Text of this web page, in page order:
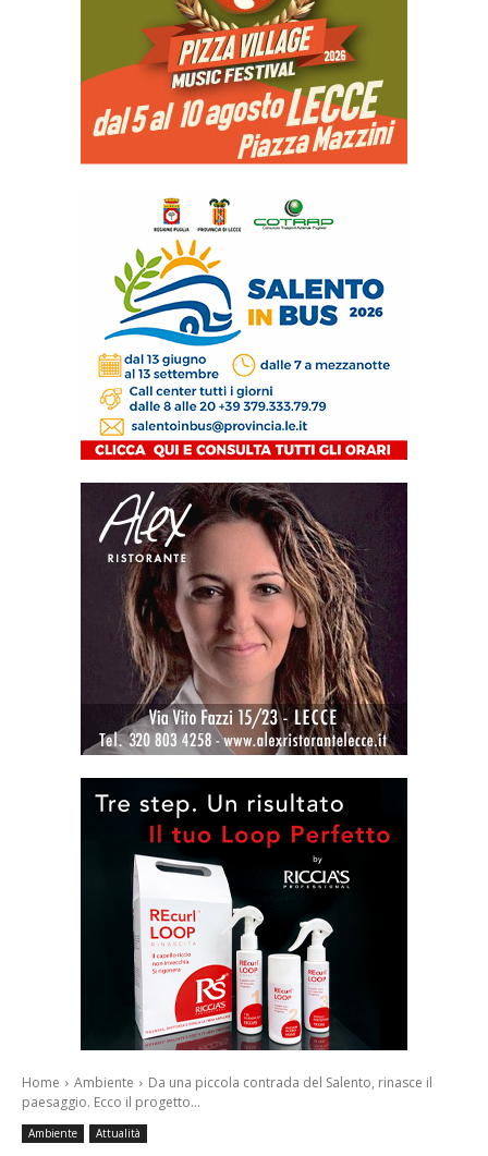
Home Ambiente
Da una piccola contrada del Salento, rinasce il
paesaggio. Ecco il progetto...
Ambiente Attualità